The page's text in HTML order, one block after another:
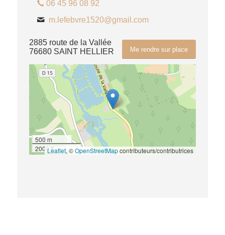
06 45 96 08 92
m.lefebvre1520@gmail.com
Me rendre sur place
2885 route de la Vallée
76680 SAINT HELLIER
500 m
2000 ftLeaflet, ©OpenStreetMapcontributeurs/contributrices